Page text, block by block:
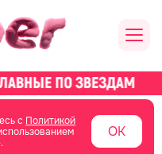
с Политикой
ОК
новости